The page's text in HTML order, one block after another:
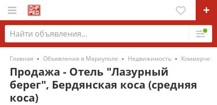
Главная Объявления в Мариуполе Недвижимость
Продажа - Отель "Лазурный
берег", Бердянская коса (средняя
коса)